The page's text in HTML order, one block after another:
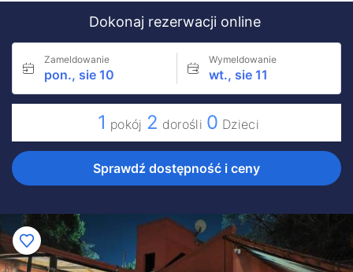
Dokonaj rezerwacji online
Zameldowanie
pon., sie 10
Wymeldowanie
wt., sie 11
1 pokój 2 dorośli 0 Dzieci
Sprawdź dostępność i ceny